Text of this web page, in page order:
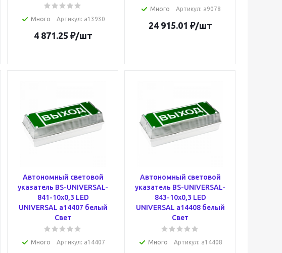
Много Артикул: a13930
4 871.25 ₽/шт
Много Артикул: a9078
24 915.01 ₽/шт
Автономный световой
указатель BS-UNIVERSAL-
841-10x0,3 LED
UNIVERSAL a14407 белый
Свет
Много Артикул: a14407
Автономный световой
указатель BS-UNIVERSAL-
843-10x0,3 LED
UNIVERSAL a14408 белый
Свет
Много Артикул: a14408